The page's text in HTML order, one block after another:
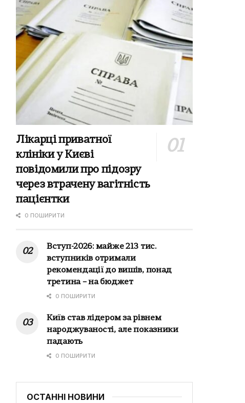
Лікарці приватної
клініки у Києві
повідомили про підозру
через втрачену вагітність
пацієнтки
0 ПОШИРИТИ
Вступ-2026: майже 213 тис.
вступників отримали
рекомендації до вишів, понад
третина – на бюджет
0 ПОШИРИТИ
Київ став лідером за рівнем
народжуваності, але показники
падають
0 ПОШИРИТИ
ОСТАННІ НОВИНИ